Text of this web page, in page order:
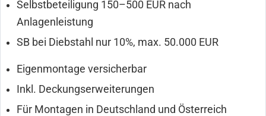
Selbstbeteiligung 150–500 EUR nach
Anlagenleistung
SB bei Diebstahl nur 10%, max. 50.000 EUR
Eigenmontage versicherbar
Inkl. Deckungserweiterungen
Für Montagen in Deutschland und Österreich